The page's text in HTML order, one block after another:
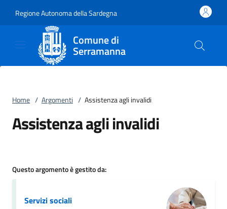
Regione Autonoma della Sardegna
Comune di
Serramanna
Home / Argomenti / Assistenza agli invalidi
Assistenza agli invalidi
Questo argomento è gestito da:
Servizi sociali